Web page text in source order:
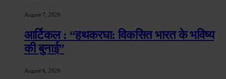
August 7, 2026
आर्टिकल : “हथकरघा: विकसित भारत के भविष्य
की बुनाई”
August 6, 2026